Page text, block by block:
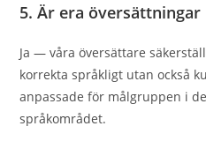
5. Är era
Ja — våra översättare
korrekta språkligt utan också
anpassade för målgruppen i
språkområdet.